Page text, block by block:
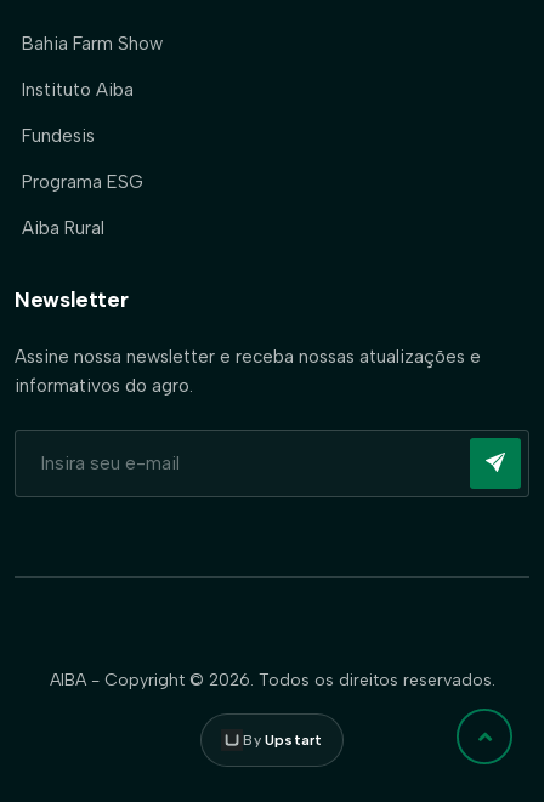
Bahia Farm Show
Instituto Aiba
Fundesis
Programa ESG
Aiba Rural
Newsletter
Assine nossa newsletter e receba nossas atualizações e
informativos do agro.
AIBA - Copyright © 2026. Todos os direitos reservados.
ByUpstart